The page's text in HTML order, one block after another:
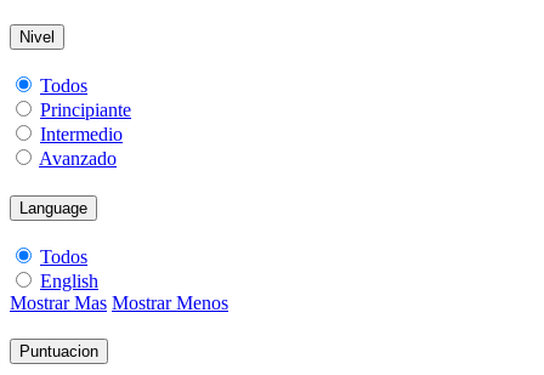
Nivel
Todos
Principiante
Intermedio
Avanzado
Language
Todos
English
Mostrar Mas Mostrar Menos
Puntuacion